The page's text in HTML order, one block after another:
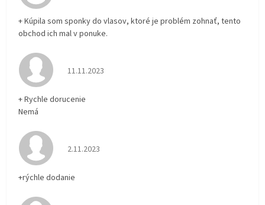
+ Kúpila som sponky do vlasov, ktoré je problém zohnať, tento
obchod ich mal v ponuke.
Hodnotenie obchodu je 5 z 5 hviezdičiek.
11.11.2023
+ Rychle dorucenie
Nemá
Hodnotenie obchodu je 5 z 5 hviezdičiek.
2.11.2023
+rýchle dodanie